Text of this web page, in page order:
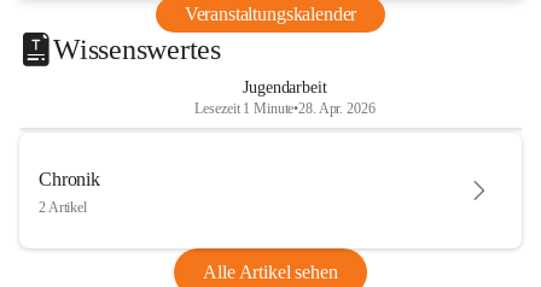
Veranstaltungskalender
Wissenswertes
Jugendarbeit
Lesezeit 1 Minute•28. Apr. 2026
Chronik
2 Artikel
Alle Artikel sehen